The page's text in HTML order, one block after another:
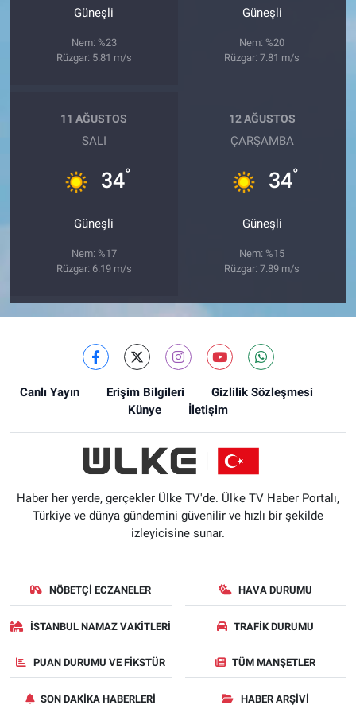
Güneşli
Nem: %23
Rüzgar: 5.81 m/s
Güneşli
Nem: %20
Rüzgar: 7.81 m/s
11 AĞUSTOS
SALI
34°
Güneşli
Nem: %17
Rüzgar: 6.19 m/s
12 AĞUSTOS
ÇARŞAMBA
34°
Güneşli
Nem: %15
Rüzgar: 7.89 m/s
Canlı Yayın Erişim Bilgileri
Gizlilik Sözleşmesi
Künye
İletişim
Haber her yerde, gerçekler Ülke TV'de. Ülke TV Haber Portalı,
Türkiye ve dünya gündemini güvenilir ve hızlı bir şekilde
izleyicisine sunar.
NÖBETÇI ECZANELER HAVA DURUMU
İSTANBUL NAMAZ VAKITLERI TRAFIK DURUMU
PUAN DURUMU VE FIKSTÜR TÜM MANŞETLER
SON DAKIKA HABERLERI HABER ARŞIVI